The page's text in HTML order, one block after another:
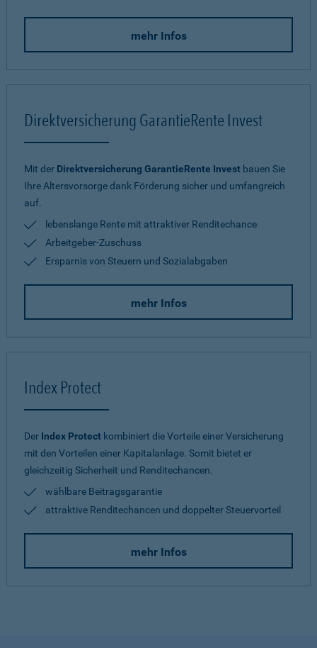
mehr Infos
Direktversicherung GarantieRente Invest
Mit der Direktversicherung GarantieRente Invest bauen Sie
Ihre Altersvorsorge dank Förderung sicher und umfangreich
auf.
lebenslange Rente mit attraktiver Renditechance
Arbeitgeber-Zuschuss
Ersparnis von Steuern und Sozialabgaben
mehr Infos
Index Protect
Der Index Protect kombiniert die Vorteile einer Versicherung
mit den Vorteilen einer Kapitalanlage. Somit bietet er
gleichzeitig Sicherheit und Renditechancen.
wählbare Beitragsgarantie
attraktive Renditechancen und doppelter Steuervorteil
mehr Infos